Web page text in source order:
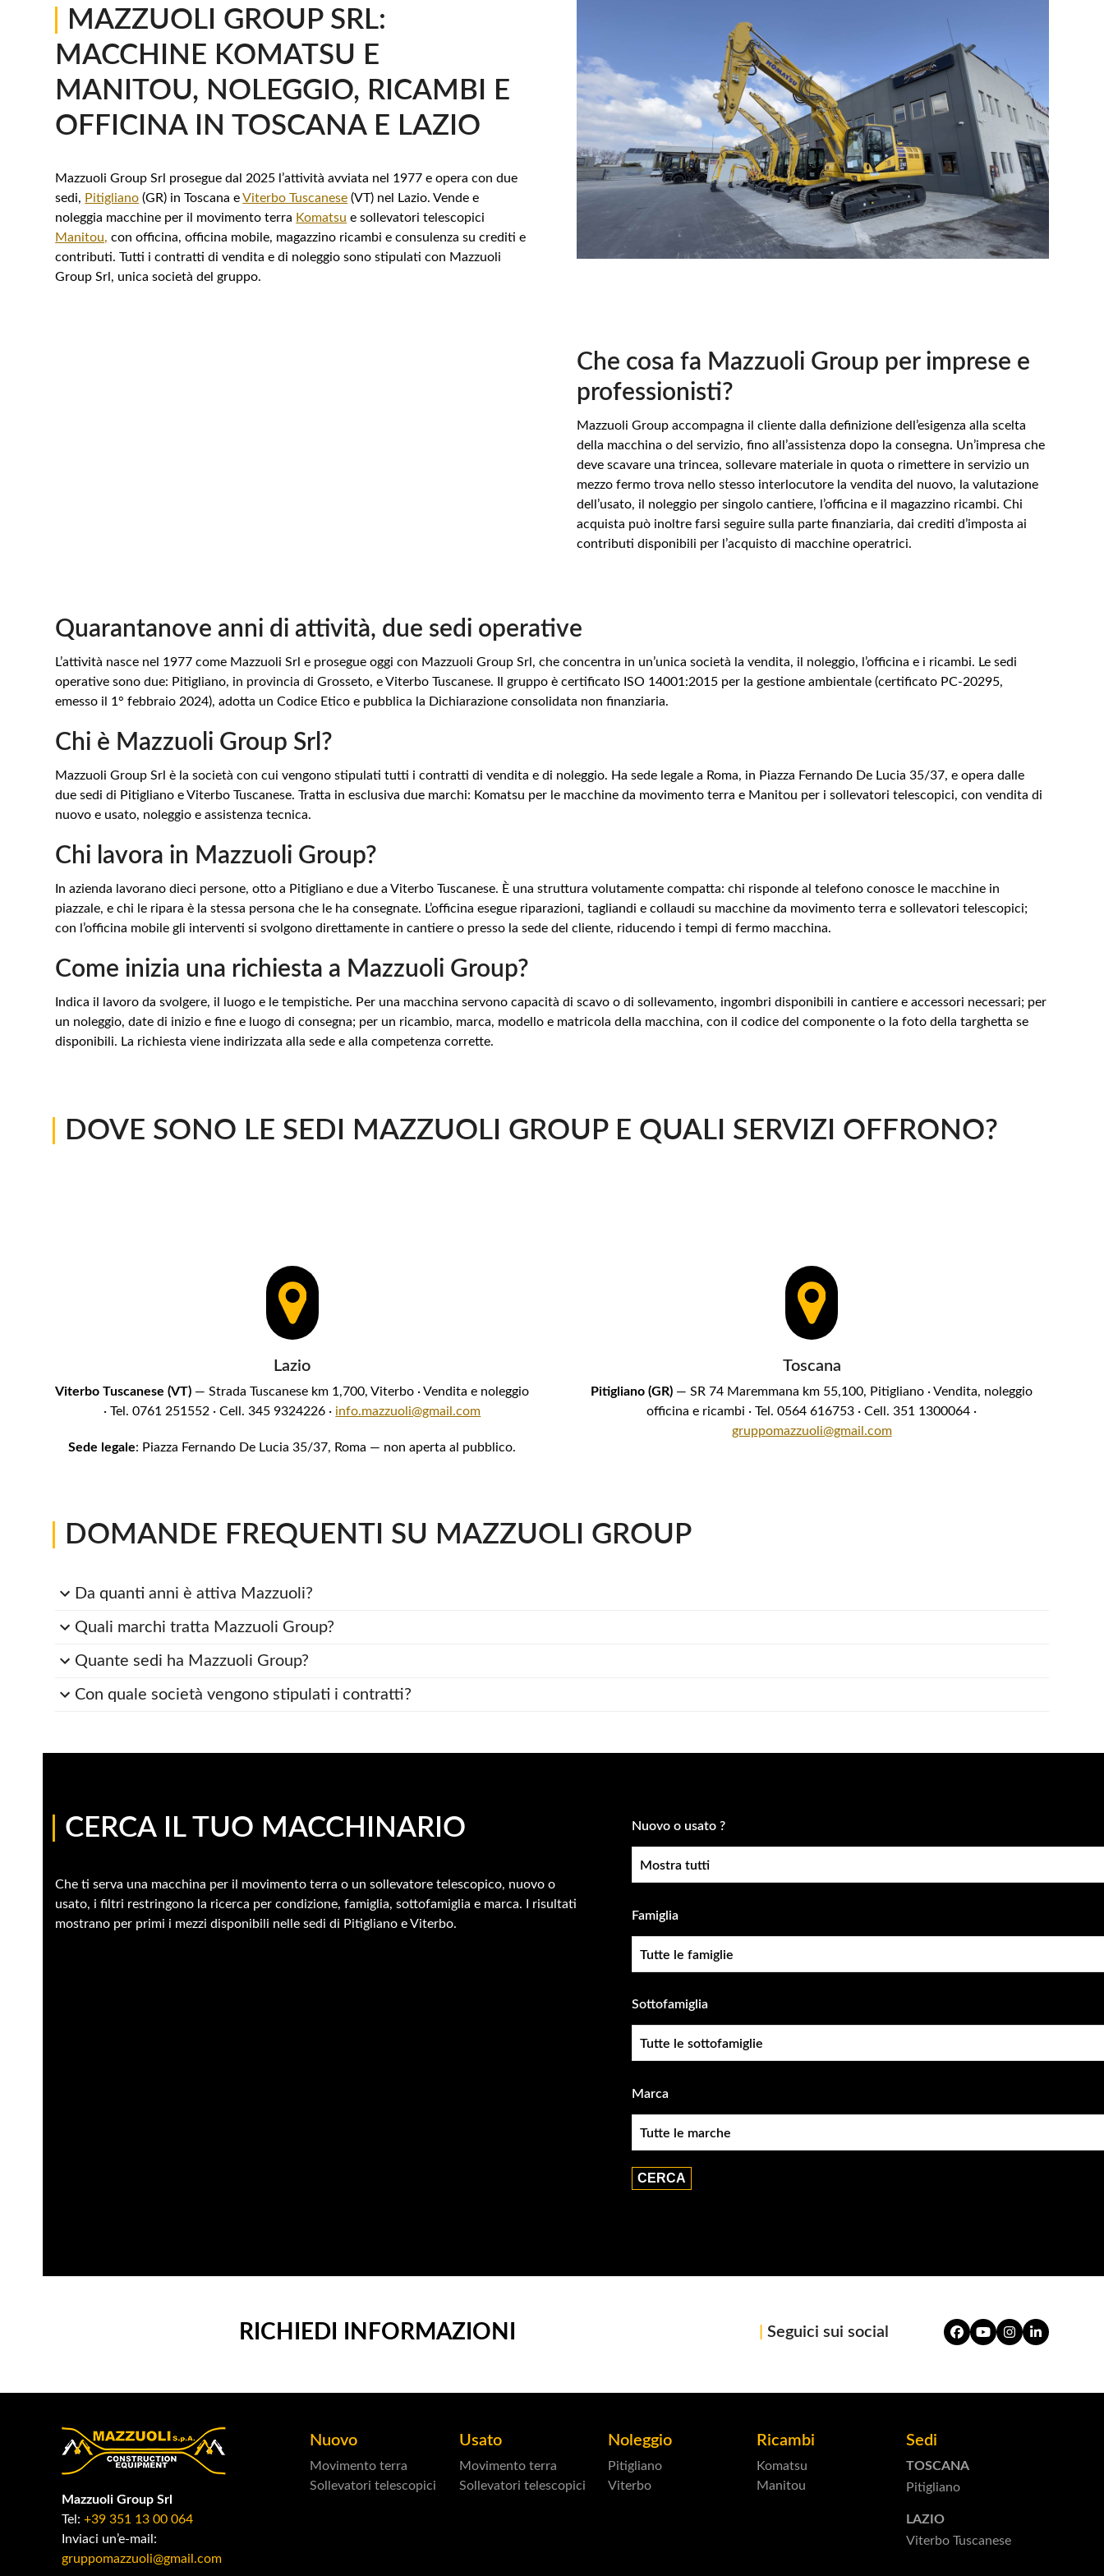
MAZZUOLI GROUP SRL:
MACCHINE KOMATSU E
MANITOU, NOLEGGIO, RICAMBI E
OFFICINA IN TOSCANA E LAZIO
Mazzuoli Group Srl prosegue dal 2025 l’attività avviata nel 1977 e opera con due
sedi, Pitigliano (GR) in Toscana eViterbo Tuscanese (VT) nel Lazio. Vende e
noleggia macchine per il movimento terra Komatsu e sollevatori telescopici
Manitou, con officina, officina mobile, magazzino ricambi e consulenza su crediti e
contributi. Tutti i contratti di vendita e di noleggio sono stipulati con Mazzuoli
Group Srl, unica società del gruppo.
Che cosa fa Mazzuoli Group per imprese e
professionisti?
Mazzuoli Group accompagna il cliente dalla definizione dell’esigenza alla scelta
della macchina o del servizio, fino all’assistenza dopo la consegna. Un’impresa che
deve scavare una trincea, sollevare materiale in quota o rimettere in servizio un
mezzo fermo trova nello stesso interlocutore la vendita del nuovo, la valutazione
dell’usato, il noleggio per singolo cantiere, l’officina e il magazzino ricambi. Chi
acquista può inoltre farsi seguire sulla parte finanziaria, dai crediti d’imposta ai
contributi disponibili per l’acquisto di macchine operatrici.
Quarantanove anni di attività, due sedi operative
L’attività nasce nel 1977 come Mazzuoli Srl e prosegue oggi con Mazzuoli Group Srl, che concentra in un’unica società la vendita, il noleggio, l’officina e i ricambi. Le sedi
operative sono due: Pitigliano, in provincia di Grosseto, e Viterbo Tuscanese. Il gruppo è certificato ISO 14001:2015 per la gestione ambientale (certificato PC-20295,
emesso il 1° febbraio 2024), adotta un Codice Etico e pubblica la Dichiarazione consolidata non finanziaria.
Chi è Mazzuoli Group Srl?
Mazzuoli Group Srl è la società con cui vengono stipulati tutti i contratti di vendita e di noleggio. Ha sede legale a Roma, in Piazza Fernando De Lucia 35/37, e opera dalle
due sedi di Pitigliano e Viterbo Tuscanese. Tratta in esclusiva due marchi: Komatsu per le macchine da movimento terra e Manitou per i sollevatori telescopici, con vendita di
nuovo e usato, noleggio e assistenza tecnica.
Chi lavora in Mazzuoli Group?
In azienda lavorano dieci persone, otto a Pitigliano e due a Viterbo Tuscanese. È una struttura volutamente compatta: chi risponde al telefono conosce le macchine in
piazzale, e chi le ripara è la stessa persona che le ha consegnate. L’officina esegue riparazioni, tagliandi e collaudi su macchine da movimento terra e sollevatori telescopici;
con l’officina mobile gli interventi si svolgono direttamente in cantiere o presso la sede del cliente, riducendo i tempi di fermo macchina.
Come inizia una richiesta a Mazzuoli Group?
Indica il lavoro da svolgere, il luogo e le tempistiche. Per una macchina servono capacità di scavo o di sollevamento, ingombri disponibili in cantiere e accessori necessari; per
un noleggio, date di inizio e fine e luogo di consegna; per un ricambio, marca, modello e matricola della macchina, con il codice del componente o la foto della targhetta se
disponibili. La richiesta viene indirizzata alla sede e alla competenza corrette.
DOVE SONO LE SEDI MAZZUOLI GROUP E QUALI SERVIZI OFFRONO?
Lazio
Viterbo Tuscanese (VT) — Strada Tuscanese km 1,700, Viterbo · Vendita e noleggio
· Tel. 0761 251552 · Cell. 345 9324226 · info.mazzuoli@gmail.com
Sede legale: Piazza Fernando De Lucia 35/37, Roma — non aperta al pubblico.
Toscana
Pitigliano (GR) — SR 74 Maremmana km 55,100, Pitigliano · Vendita, noleggio
officina e ricambi · Tel. 0564 616753 · Cell. 351 1300064 ·
gruppomazzuoli@gmail.com
DOMANDE FREQUENTI SU MAZZUOLI GROUP
Da quanti anni è attiva Mazzuoli?
Quali marchi tratta Mazzuoli Group?
Quante sedi ha Mazzuoli Group?
Con quale società vengono stipulati i contratti?
CERCA IL TUO MACCHINARIO
Che ti serva una macchina per il movimento terra o un sollevatore telescopico, nuovo o
usato, i filtri restringono la ricerca per condizione, famiglia, sottofamiglia e marca. I risultati
mostrano per primi i mezzi disponibili nelle sedi di Pitigliano e Viterbo.
Nuovo o usato ?
Famiglia
Sottofamiglia
Marca
RICHIEDI INFORMAZIONI Seguici sui social Facebook
YouTubeInstagram
LinkedIn
Mazzuoli Group Srl
Tel: +39 351 13 00 064
Inviaci un’e-mail:
gruppomazzuoli@gmail.com
Nuovo
Movimento terra
Sollevatori telescopici
Usato
Movimento terra
Sollevatori telescopici
Noleggio
Pitigliano
Viterbo
Ricambi
Komatsu
Manitou
Sedi
TOSCANA
Pitigliano
LAZIO
Viterbo Tuscanese